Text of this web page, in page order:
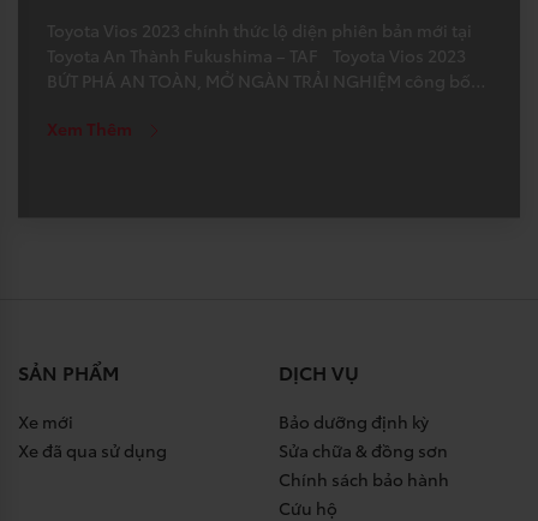
Toyota Vios 2023 chính thức lộ diện phiên bản mới tại
Toyota An Thành Fukushima – TAF Toyota Vios 2023
BỨT PHÁ AN TOÀN, MỞ NGÀN TRẢI NGHIỆM công bố
Vios 1.5E CVT: 528.000.000VND Vios 1.5G:
Xem Thêm
SẢN PHẨM
Xe mới
Xe đã qua sử dụng
DỊCH VỤ
Bảo dưỡng định kỳ
Sửa chữa & đồng sơn
Chính sách bảo hành
Cứu hộ